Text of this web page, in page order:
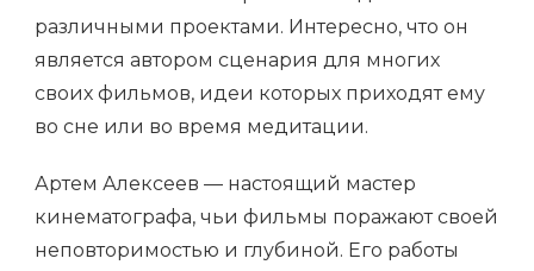
различными проектами. Интересно, что он
является автором сценария для многих
своих фильмов, идеи которых приходят ему
во сне или во время медитации.
Артем Алексеев — настоящий мастер
кинематографа, чьи фильмы поражают своей
неповторимостью и глубиной. Его работы